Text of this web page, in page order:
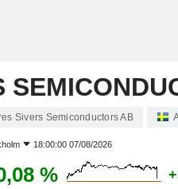
Sivers Semiconductors AB
18:00:00 07/08/2026
%